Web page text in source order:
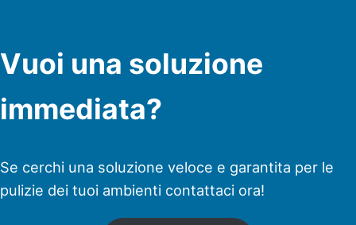
Vuoi una soluzione
immediata?
Se cerchi una soluzione veloce e garantita per le
pulizie dei tuoi ambienti contattaci ora!